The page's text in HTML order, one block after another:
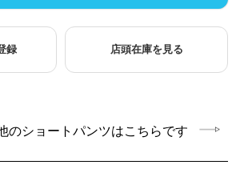
録 店頭在庫を見る
のショートパンツはこちらです